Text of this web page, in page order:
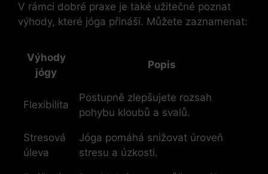
V rámci dobré praxe je také užitečné poznat
výhody, které jóga přináší. Můžete zaznamenat:
Výhody
jógy
Popis
Flexibilita
Postupně zlepšujete rozsah
pohybu kloubů a svalů.
Stresová
úleva
Jóga pomáhá snižovat úroveň
stresu a úzkosti.